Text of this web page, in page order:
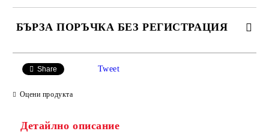
БЪРЗА ПОРЪЧКА БЕЗ РЕГИСТРАЦИЯ
Share
Tweet
Оцени продукта
Детайлно описание